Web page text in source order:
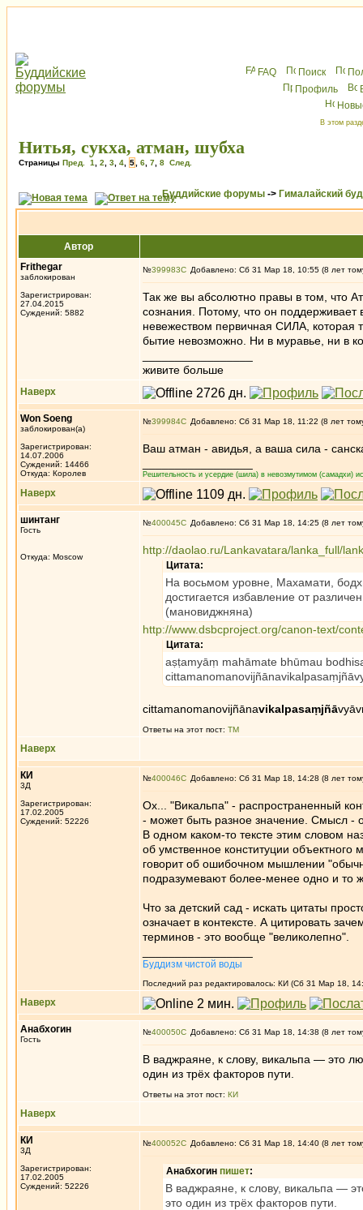
FAQ Поиск
Профиль
В этом
Нитья, сукха, атман, шубха
Страницы Пред. 1 2 3 4 5 6 7 8 След.
Буддийские форумы -> Гималайский
Автор
Frithegar
заблокирован
Зарегистрирован:
27.04.2015
Суждений: 5882
№399983 Добавлено: Сб 31 Мар 18, 10:55 (8 лет
Так же вы абсолютно правы в том, что
сознания. Потому, что он
невежеством первичная СИЛА, которая
бытие невозможно. Ни в муравье, ни в
живите больше
Наверх
Won Soeng
заблокирован(а)
Зарегистрирован:
14.07.2006
Суждений: 14466
Откуда: Королев
№399984 Добавлено: Сб 31 Мар 18, 11:22 (8 лет
Ваш атман - авидья, а ваша сила -
Решительность и усердие (шила) в невозмутимом (самадхи)
Наверх
шинтанг
Гость
Откуда: Moscow
№400045 Добавлено: Сб 31 Мар 18, 14:25 (8 лет
http://daolao.ru/Lankavatara/lanka_full/
Цитата:
На восьмом уровне, Махамати,
достигается избавление от
(мановиджняна)
http://www.dsbcproject.org/canon-text/
Цитата:
aṣṭamyāṃ mahāmate bhūmau
cittamanomanovijñānavikalpasaṃjñā
Ответы на этот пост: ТМ
Наверх
КИ
3Д
Зарегистрирован:
17.02.2005
Суждений: 52226
№400046 Добавлено: Сб 31 Мар 18, 14:28 (8 лет
Ох... "Викальпа" - распространенный
- может быть разное значение. Смысл -
В одном каком-то тексте этим словом
об умственное конституции
говорит об ошибочном мышлении
подразумевают более-менее одно и то
Что за детский сад - искать цитаты
означает в контексте. А цитировать
терминов - это вообще "великолепно".
Буддизм чистой воды
Последний раз редактировалось: КИ (Сб 31 Мар 18,
Наверх
Анабхогин
Гость
№400050 Добавлено: Сб 31 Мар 18, 14:38 (8 лет
В ваджраяне, к слову, викальпа — это
один из трёх факторов пути.
Ответы на этот пост: КИ
Наверх
КИ
3Д
Зарегистрирован:
17.02.2005
Суждений: 52226
№400052 Добавлено: Сб 31 Мар 18, 14:40 (8 лет
Анабхогин пишет:
В ваджраяне, к слову, викальпа —
это один из трёх факторов пути.